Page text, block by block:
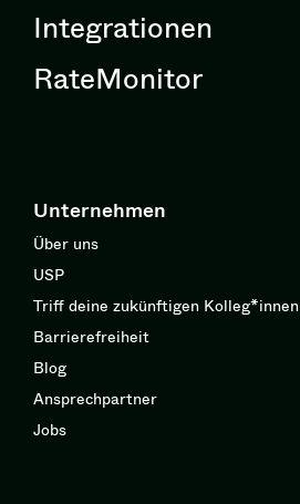
Integrationen
RateMonitor
Unternehmen
Über uns
USP
Triff deine zukünftigen Kolleg*innen
Barrierefreiheit
Blog
Ansprechpartner
Jobs